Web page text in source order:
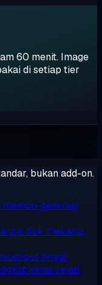
60 menit. Image
di setiap tier
bukan add-on.
memori generasi
disk mekanis,
tinggi
keras sejati